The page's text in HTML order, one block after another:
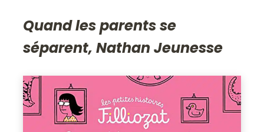
Quand les parents se
séparent, Nathan Jeunesse